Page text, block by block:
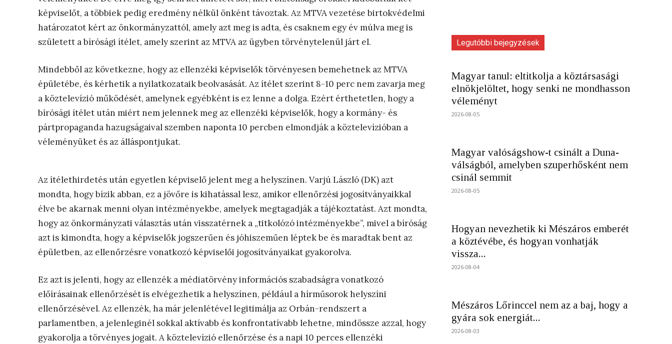
képviselőt, a többiek pedig eredmény nélkül önként távoztak. Az MTVA vezetése birtokvédelmi
határozatot kért az önkormányzattól, amely azt meg is adta, és csaknem egy év múlva meg is
született a bírósági ítélet, amely szerint az MTVA az ügyben törvénytelenül járt el.
Mindebből az következne, hogy az ellenzéki képviselők törvényesen bemehetnek az MTVA
épületébe, és kérhetik a nyilatkozataik beolvasását. Az ítélet szerint 8-10 perc nem zavarja meg
a köztelevízió működését, amelynek egyébként is ez lenne a dolga. Ezért érthetetlen, hogy a
bírósági ítélet után miért nem jelennek meg az ellenzéki képviselők, hogy a kormány- és
pártpropaganda hazugságaival szemben naponta 10 percben elmondják a köztelevízióban a
véleményüket és az álláspontjukat.
Az ítélethirdetés után egyetlen képviselő jelent meg a helyszínen. Varjú László (DK) azt
mondta, hogy bízik abban, ez a jövőre is kihatással lesz, amikor ellenőrzési jogosítványaikkal
élve be akarnak menni olyan intézményekbe, amelyek megtagadják a tájékoztatást. Azt mondta,
hogy az önkormányzati választás után visszatérnek a „titkolózó intézményekbe”, mivel a bíróság
azt is kimondta, hogy a képviselők jogszerűen és jóhiszeműen léptek be és maradtak bent az
épületben, az ellenőrzésre vonatkozó képviselői jogosítványaikat gyakorolva.
Ez azt is jelenti, hogy az ellenzék a médiatörvény információs szabadságra vonatkozó
előírásainak ellenőrzését is elvégezhetik a helyszínen, például a hírműsorok helyszíni
ellenőrzésével. Az ellenzék, ha már jelenlétével legitimálja az Orbán-rendszert a
parlamentben, a jelenleginél sokkal aktívabb és konfrontatívabb lehetne, mindössze azzal, hogy
gyakorolja a törvényes jogait. A köztelevízió ellenőrzése és a napi 10 perces ellenzéki
Legutóbbi bejegyzések
Magyar tanul: eltitkolja a köztársasági
elnökjelöltet, hogy senki ne mondhasson
véleményt
2026-08-05
Magyar valóságshow-t csinált a Duna-
válságból, amelyben szuperhősként nem
csinál semmit
2026-08-05
Hogyan nevezhetik ki Mészáros emberét
a köztévébe, és hogyan vonhatják
vissza...
2026-08-04
Mészáros Lőrinccel nem az a baj, hogy a
gyára sok energiát...
2026-08-03